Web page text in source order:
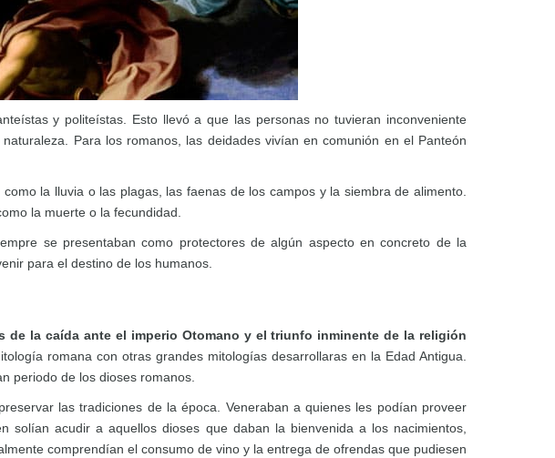
y politeístas. Esto llevó a que las personas no tuvieran inconveniente
Para los romanos, las deidades vivían en comunión en el Panteón
la lluvia o las plagas, las faenas de los campos y la siembra de alimento.
la muerte o la fecundidad.
se presentaban como protectores de algún aspecto en concreto de la
para el destino de los humanos.
de la caída ante el imperio Otomano y el triunfo inminente de la religión
romana con otras grandes mitologías desarrollaras en la Edad Antigua.
periodo de los dioses romanos.
las tradiciones de la época. Veneraban a quienes les podían proveer
acudir a aquellos dioses que daban la bienvenida a los nacimientos,
comprendían el consumo de vino y la entrega de ofrendas que pudiesen